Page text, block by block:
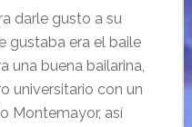
darle gusto a su
gustaba era el baile
una buena bailarina,
universitario con un
Montemayor, así